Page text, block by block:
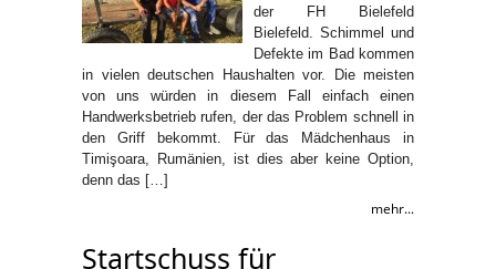
der FH Bielefeld
Bielefeld. Schimmel und
Defekte im Bad kommen
in vielen deutschen Haushalten vor. Die meisten
von uns würden in diesem Fall einfach einen
Handwerksbetrieb rufen, der das Problem schnell in
den Griff bekommt. Für das Mädchenhaus in
Timişoara, Rumänien, ist dies aber keine Option,
denn das […]
mehr...
Startschuss für